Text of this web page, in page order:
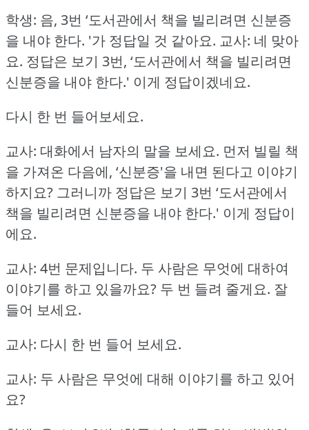
학생: 음, 3번 ‘도서관에서 책을 빌리려면 신분증
을 내야 한다. '가 정답일 것 같아요. 교사: 네 맞아
요. 정답은 보기 3번, ‘도서관에서 책을 빌리려면
신분증을 내야 한다.' 이게 정답이겠네요.
다시 한 번 들어보세요.
교사: 대화에서 남자의 말을 보세요. 먼저 빌릴 책
을 가져온 다음에, ‘신분증'을 내면 된다고 이야기
하지요? 그러니까 정답은 보기 3번 ‘도서관에서
책을 빌리려면 신분증을 내야 한다.' 이게 정답이
에요.
교사: 4번 문제입니다. 두 사람은 무엇에 대하여
이야기를 하고 있을까요? 두 번 들려 줄게요. 잘
들어 보세요.
교사: 다시 한 번 들어 보세요.
교사: 두 사람은 무엇에 대해 이야기를 하고 있어
요?